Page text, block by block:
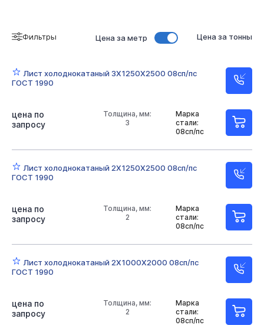
Фильтры Цена за метр Цена за тонны
Лист холоднокатаный 3Х1250Х2500 08сп/пс
ГОСТ 1990
Марка
стали:
08сп/пс
Толщина, мм:
3
цена по
запросу
Лист холоднокатаный 2Х1250Х2500 08сп/пс
ГОСТ 1990
Марка
стали:
08сп/пс
Толщина, мм:
2
цена по
запросу
Лист холоднокатаный 2Х1000Х2000 08сп/пс
ГОСТ 1990
Марка
стали:
08сп/пс
Толщина, мм:
2
цена по
запросу